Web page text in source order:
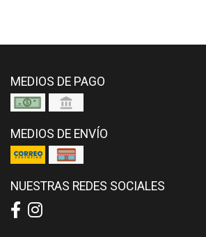
MEDIOS DE PAGO
MEDIOS DE ENVÍO
NUESTRAS REDES SOCIALES